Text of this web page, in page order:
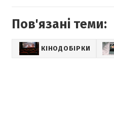
Пов'язані теми:
КІНОДОБІРКИ